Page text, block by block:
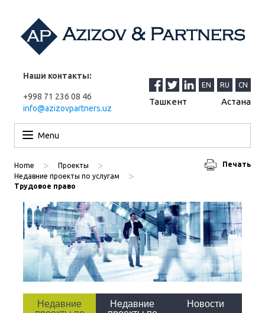
Наши контакты:
+998 71 236 08 46
info@azizovpartners.uz
EN RU CN
Ташкент Астана
Menu
Печать
Home > Проекты >
Недавние проекты по услугам >
Трудовое право
Недавние
Недавние
Новости